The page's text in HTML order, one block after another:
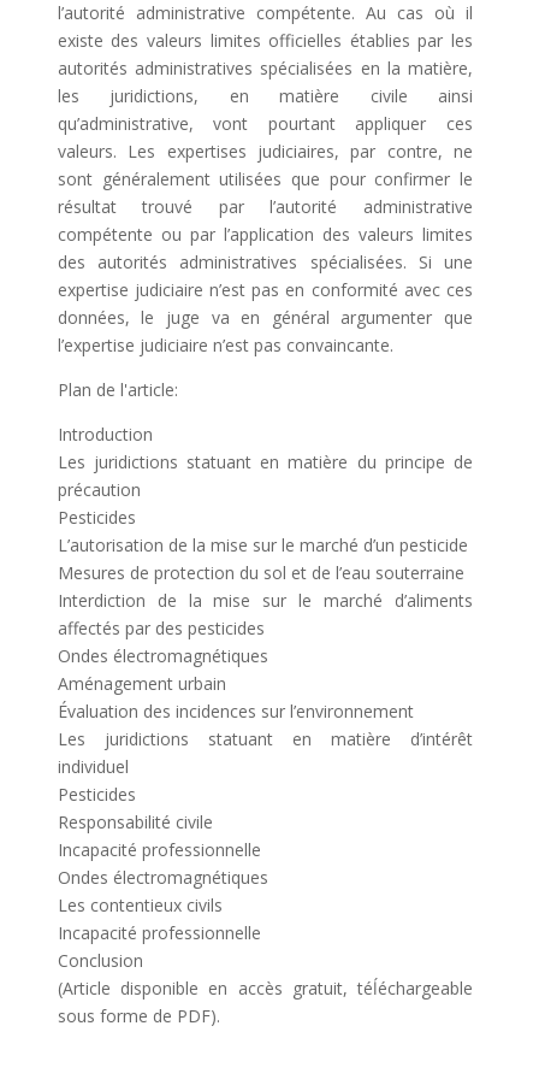
l’autorité administrative compétente. Au cas où il
existe des valeurs limites officielles établies par les
autorités administratives spécialisées en la matière,
les juridictions, en matière civile ainsi
qu’administrative, vont pourtant appliquer ces
valeurs. Les expertises judiciaires, par contre, ne
sont généralement utilisées que pour confirmer le
résultat trouvé par l’autorité administrative
compétente ou par l’application des valeurs limites
des autorités administratives spécialisées. Si une
expertise judiciaire n’est pas en conformité avec ces
données, le juge va en général argumenter que
l’expertise judiciaire n’est pas convaincante.
Plan de l'article:
Introduction
Les juridictions statuant en matière du principe de
précaution
Pesticides
L’autorisation de la mise sur le marché d’un pesticide
Mesures de protection du sol et de l’eau souterraine
Interdiction de la mise sur le marché d’aliments
affectés par des pesticides
Ondes électromagnétiques
Aménagement urbain
Évaluation des incidences sur l’environnement
Les juridictions statuant en matière d’intérêt
individuel
Pesticides
Responsabilité civile
Incapacité professionnelle
Ondes électromagnétiques
Les contentieux civils
Incapacité professionnelle
Conclusion
(Article disponible en accès gratuit, téĺéchargeable
sous forme de PDF).